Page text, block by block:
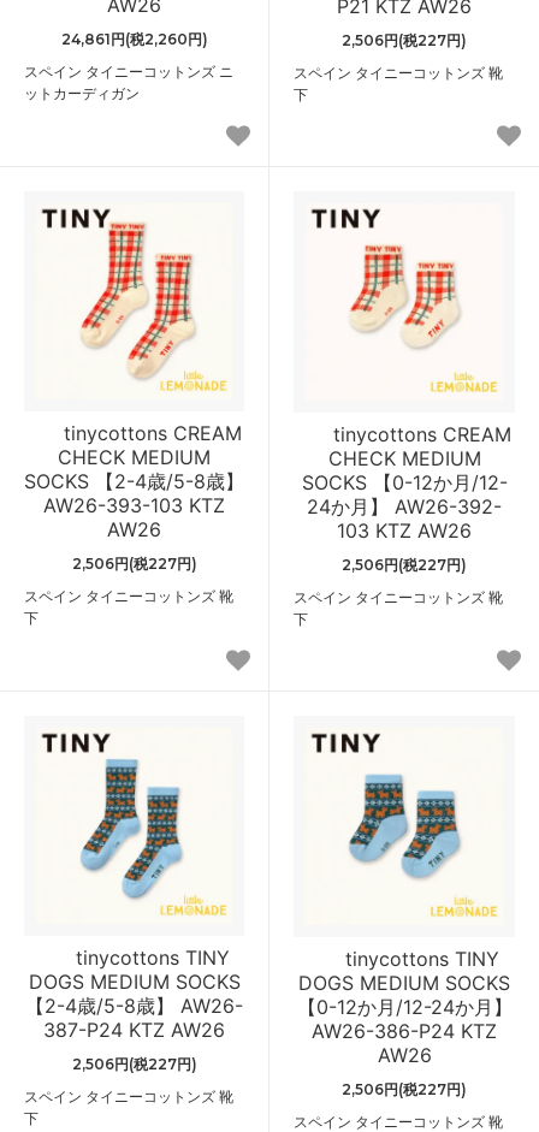
24,861円(税2,260円)
スペイン タイニーコットンズ ニ
ットカーディガン
P21 KTZ AW26
2,506円(税227円)
スペイン タイニーコットンズ 靴
下
tinycottons CREAM
CHECK MEDIUM
SOCKS 【2-4歳/5-8歳】
AW26-393-103 KTZ
AW26
2,506円(税227円)
スペイン タイニーコットンズ 靴
下
tinycottons CREAM
CHECK MEDIUM
SOCKS 【0-12か月/12-
24か月】 AW26-392-
103 KTZ AW26
2,506円(税227円)
スペイン タイニーコットンズ 靴
下
tinycottons TINY
DOGS MEDIUM SOCKS
【2-4歳/5-8歳】 AW26-
387-P24 KTZ AW26
2,506円(税227円)
スペイン タイニーコットンズ 靴
下
tinycottons TINY
DOGS MEDIUM SOCKS
【0-12か月/12-24か月】
AW26-386-P24 KTZ
AW26
2,506円(税227円)
スペイン タイニーコットンズ 靴